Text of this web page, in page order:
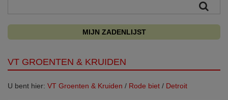
MIJN ZADENLIJST
VT GROENTEN & KRUIDEN
U bent hier: VT Groenten & Kruiden / Rode biet / Detroit